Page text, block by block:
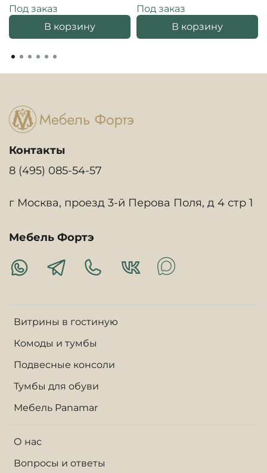
Под заказ
В корзину
Под заказ
В корзину
Витрины в гостиную
Комоды и тумбы
Подвесные консоли
Тумбы для обуви
Мебель Panamar
О нас
Вопросы и ответы
Контакты
8 (495) 085-54-57
г Москва, проезд 3-й Перова Поля, д 4 стр 1
Мебель Фортэ